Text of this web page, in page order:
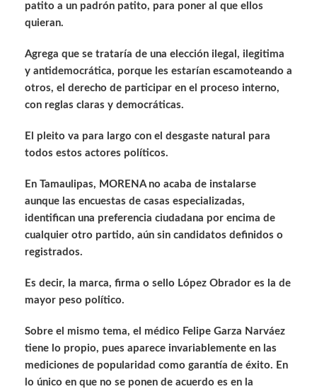
patito a un padrón patito, para poner al que ellos
quieran.
Agrega que se trataría de una elección ilegal, ilegitima
y antidemocrática, porque les estarían escamoteando a
otros, el derecho de participar en el proceso interno,
con reglas claras y democráticas.
El pleito va para largo con el desgaste natural para
todos estos actores políticos.
En Tamaulipas, MORENA no acaba de instalarse
aunque las encuestas de casas especializadas,
identifican una preferencia ciudadana por encima de
cualquier otro partido, aún sin candidatos definidos o
registrados.
Es decir, la marca, firma o sello López Obrador es la de
mayor peso político.
Sobre el mismo tema, el médico Felipe Garza Narváez
tiene lo propio, pues aparece invariablemente en las
mediciones de popularidad como garantía de éxito. En
lo único en que no se ponen de acuerdo es en la